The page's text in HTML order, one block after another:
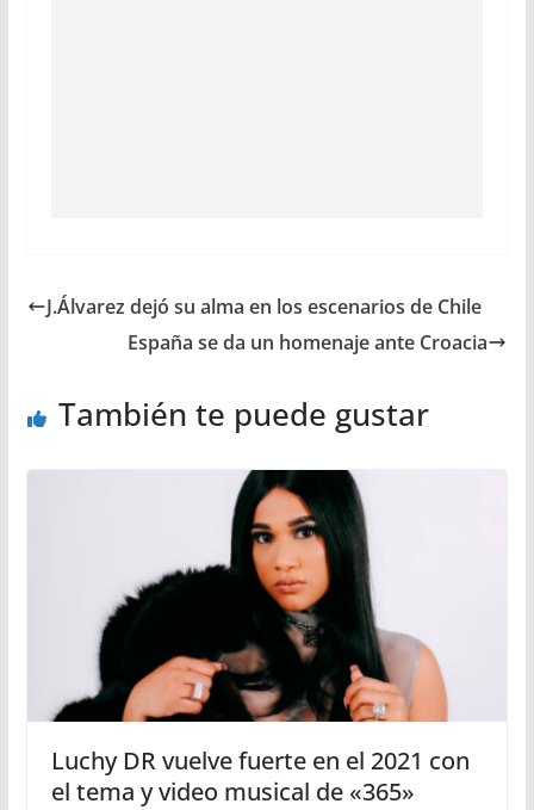
J.Álvarez dejó su alma en los escenarios de Chile
España se da un homenaje ante Croacia
También te puede gustar
Luchy DR vuelve fuerte en el 2021 con
el tema y video musical de «365»